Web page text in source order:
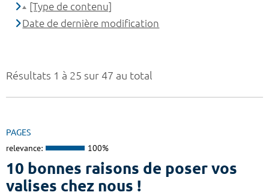
Résultats 1 à 25 sur 47 au total
PAGES
relevance: 100%
10 bonnes raisons de poser vos
valises chez nous !
[Type de contenu]
Date de dernière modification